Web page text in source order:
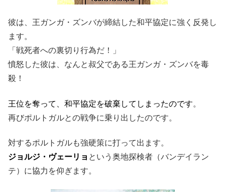
彼は、王ガンガ・ズンバが締結した和平協定に強く反発し
ます。
「戦死者への裏切り行為だ！」
憤怒した彼は、なんと叔父である王ガンガ・ズンバを毒
殺！
王位を奪って、和平協定を破棄してしまったのです。
再びポルトガルとの戦争に乗り出したのです。
対するポルトガルも強硬策に打って出ます。
ジョルジ・ヴェーリョ という奥地探検者（バンデイラン
テ）に協力を仰ぎます。